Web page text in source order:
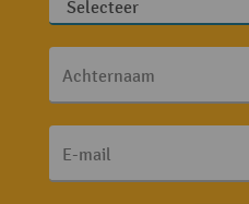
Achternaam
E-mail